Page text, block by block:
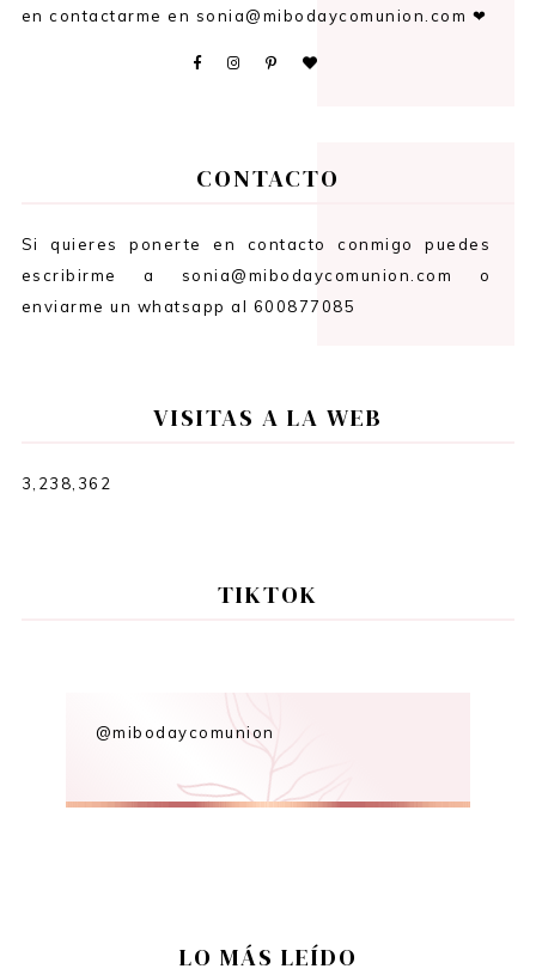
en contactarme en sonia@mibodaycomunion.com ❤
CONTACTO
Si quieres ponerte en contacto conmigo puedes
escribirme a sonia@mibodaycomunion.com o
enviarme un whatsapp al 600877085
VISITAS A LA WEB
3,238,362
TIKTOK
@mibodaycomunion
LO MÁS LEÍDO